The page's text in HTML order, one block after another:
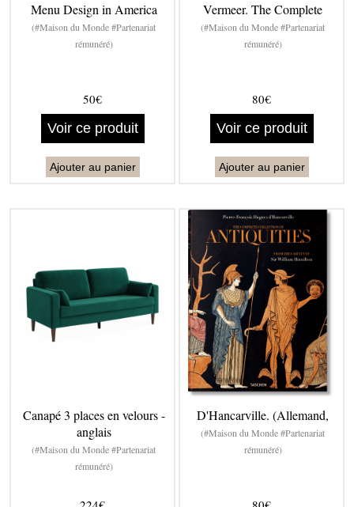
Menu Design in America
(#Maison du Monde #Partenariat
rémunéré)
50€
Voir ce produit
Ajouter au panier
Vermeer. The Complete
(#Maison du Monde #Partenariat
rémunéré)
80€
Voir ce produit
Ajouter au panier
Canapé 3 places en velours -
anglais
(#Maison du Monde #Partenariat
rémunéré)
D'Hancarville. (Allemand,
(#Maison du Monde #Partenariat
rémunéré)